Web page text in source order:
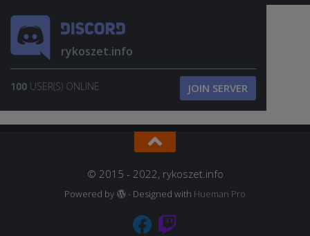
rykoszet.info
100 USER(S) ONLINE JOIN SERVER
© 2015 - 2022, rykoszet.info
Powered by - Designed with Hueman Pro